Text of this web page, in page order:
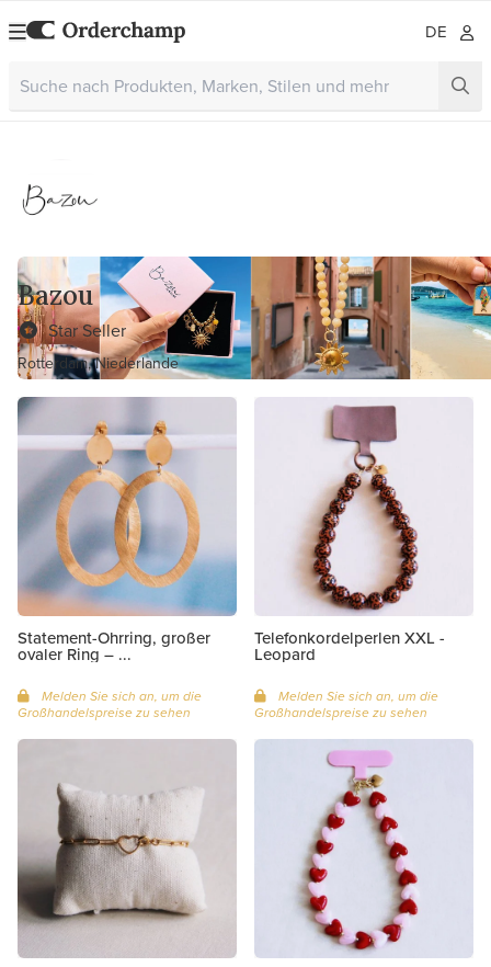
DE
Bazou
Star Seller
Rotterdam, Niederlande
Statement-Ohrring, großer
ovaler Ring – ...
Melden Sie sich an, um die
Großhandelspreise zu sehen
Telefonkordelperlen XXL -
Leopard
Melden Sie sich an, um die
Großhandelspreise zu sehen